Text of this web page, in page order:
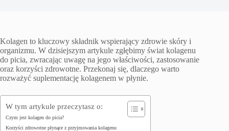
Kolagen to kluczowy składnik wspierający zdrowie skóry i
organizmu. W dzisiejszym artykule zgłębimy świat kolagenu
do picia, zwracając uwagę na jego właściwości, zastosowanie
oraz korzyści zdrowotne. Przekonaj się, dlaczego warto
rozważyć suplementację kolagenem w płynie.
W tym artykule przeczytasz o:
Czym jest kolagen do picia?
Korzyści zdrowotne płynące z przyjmowania kolagenu